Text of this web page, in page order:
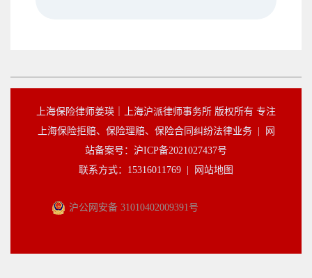
上海保险律师姜瑛｜上海沪派律师事务所 版权所有 专注
上海保险拒赔、保险理赔、保险合同纠纷法律业务 |
网
站备案号：沪ICP备2021027437号
联系方式：15316011769 |
网站地图
沪公网安备 31010402009391号